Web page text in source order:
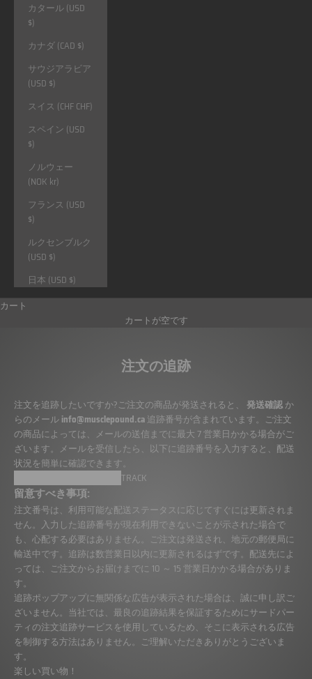
カタール (USD
$)
カナダ (CAD $)
サウジアラビア
(USD $)
スイス (CHF CHF)
スペイン (USD
$)
ノルウェー
(NOK kr)
フランス (USD
$)
ルクセンブルク
(USD $)
日本 (USD $)
カート
カートが空です
注文の追跡
注文を追跡したいですか?ご注文の商品が発送されると、 発送確認か
らのメールinfo@musclepound.ca追跡番号が含まれています。ご注文
の商品によっては、メールの送信までに最大 7 営業日かかる場合がご
ざいます。メールを受信したら、以下に追跡番号を入力すると、配送
状況を簡単に確認できます。
留意すべき事項:
注文番号は、利用可能な配送ステータスに応じてすぐには更新されま
せん。入力した追跡番号が現在利用できないことが示された場合で
も、心配する必要はありません。ご注文は発送され、地元の郵便局に
輸送中です。追跡は数営業日以内に更新されるはずです。配送先によ
っては、ご注文からお届けまでに 10 ～ 15 営業日かかる場合がありま
す。
追跡ポップアップに無関係な広告が表示された場合は、誠に申し訳ご
ざいません。当社では、最良の追跡結果を保証するためにサードパー
ティの注文追跡サービスを使用しているため、そこに表示される広告
を制御する方法はありません。ご理解いただきありがとうございま
す。
楽しい買い物！